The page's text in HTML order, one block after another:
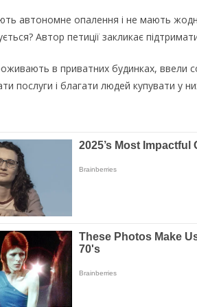
автономне опалення і не мають
Автор петиції закликає
в приватних будинках, ввели
послуги і благати людей купувати у